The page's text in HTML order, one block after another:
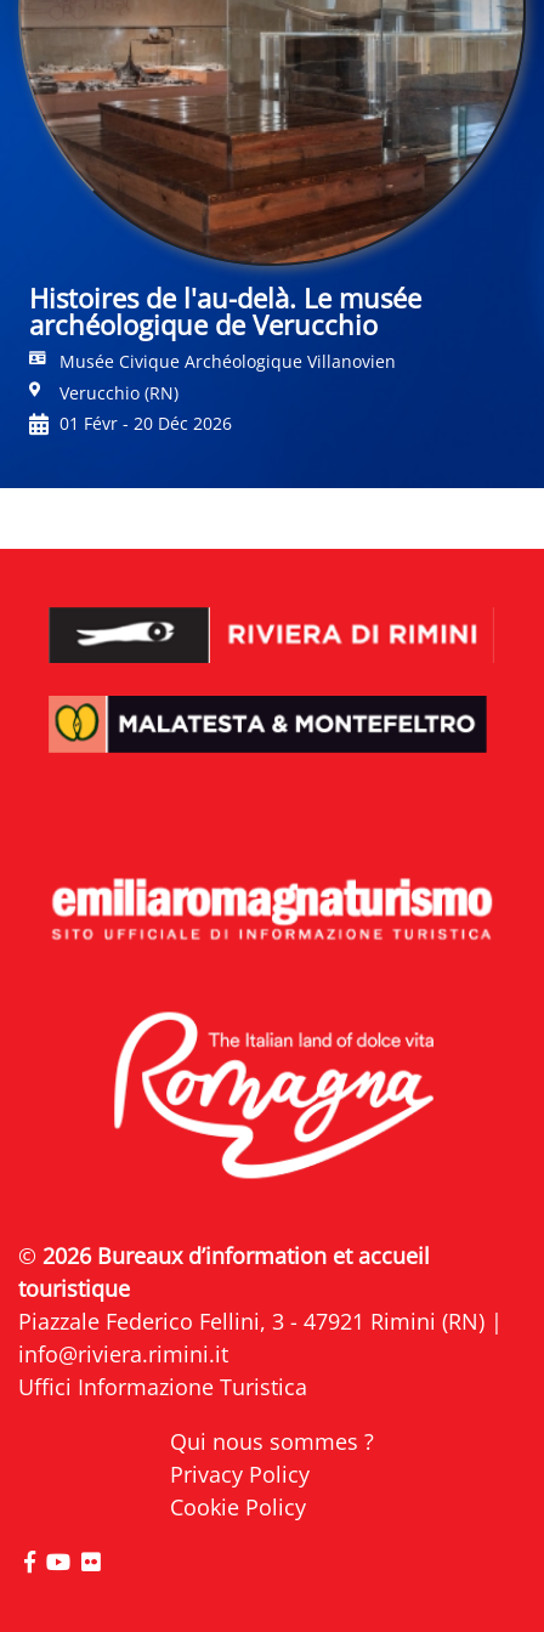
Histoires de l'au-delà. Le musée
archéologique de Verucchio
Musée Civique Archéologique Villanovien
Verucchio (RN)
01 Févr - 20 Déc 2026
© 2026 Bureaux d’information et accueil
touristique
Piazzale Federico Fellini, 3 - 47921 Rimini (RN) |
info@riviera.rimini.it
Uffici Informazione Turistica
Qui nous sommes ?
Privacy Policy
Cookie Policy
Visitez la page Facebook de Riviera di Rimini
Visitez la page YouTube de Riviera di Rimini
Visitez la page Flickr de Riviera di Rimini